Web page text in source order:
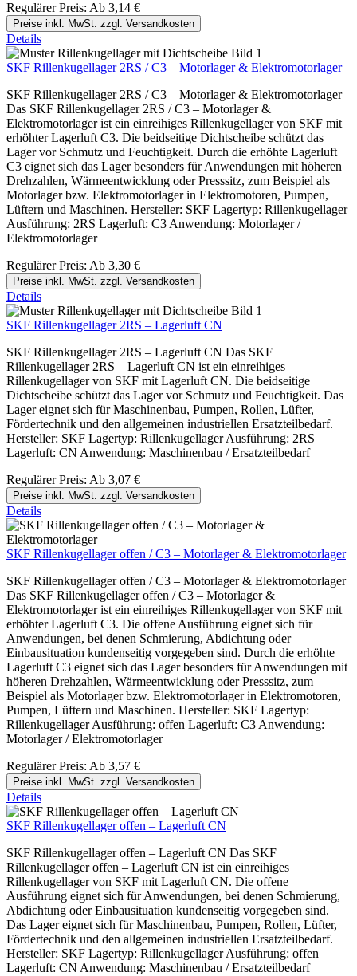
Regulärer Preis: Ab 3,14 €
Preise inkl. MwSt. zzgl. Versandkosten
Details
SKF Rillenkugellager 2RS / C3 – Motorlager & Elektromotorlager
SKF Rillenkugellager 2RS / C3 – Motorlager & Elektromotorlager
Das SKF Rillenkugellager 2RS / C3 – Motorlager &
Elektromotorlager ist ein einreihiges Rillenkugellager von SKF mit
erhöhter Lagerluft C3. Die beidseitige Dichtscheibe schützt das
Lager vor Schmutz und Feuchtigkeit. Durch die erhöhte Lagerluft
C3 eignet sich das Lager besonders für Anwendungen mit höheren
Drehzahlen, Wärmeentwicklung oder Presssitz, zum Beispiel als
Motorlager bzw. Elektromotorlager in Elektromotoren, Pumpen,
Lüftern und Maschinen. Hersteller: SKF Lagertyp: Rillenkugellager
Ausführung: 2RS Lagerluft: C3 Anwendung: Motorlager /
Elektromotorlager
Regulärer Preis: Ab 3,30 €
Preise inkl. MwSt. zzgl. Versandkosten
Details
SKF Rillenkugellager 2RS – Lagerluft CN
SKF Rillenkugellager 2RS – Lagerluft CN Das SKF
Rillenkugellager 2RS – Lagerluft CN ist ein einreihiges
Rillenkugellager von SKF mit Lagerluft CN. Die beidseitige
Dichtscheibe schützt das Lager vor Schmutz und Feuchtigkeit. Das
Lager eignet sich für Maschinenbau, Pumpen, Rollen, Lüfter,
Fördertechnik und den allgemeinen industriellen Ersatzteilbedarf.
Hersteller: SKF Lagertyp: Rillenkugellager Ausführung: 2RS
Lagerluft: CN Anwendung: Maschinenbau / Ersatzteilbedarf
Regulärer Preis: Ab 3,07 €
Preise inkl. MwSt. zzgl. Versandkosten
Details
SKF Rillenkugellager offen / C3 – Motorlager & Elektromotorlager
SKF Rillenkugellager offen / C3 – Motorlager & Elektromotorlager
Das SKF Rillenkugellager offen / C3 – Motorlager &
Elektromotorlager ist ein einreihiges Rillenkugellager von SKF mit
erhöhter Lagerluft C3. Die offene Ausführung eignet sich für
Anwendungen, bei denen Schmierung, Abdichtung oder
Einbausituation kundenseitig vorgegeben sind. Durch die erhöhte
Lagerluft C3 eignet sich das Lager besonders für Anwendungen mit
höheren Drehzahlen, Wärmeentwicklung oder Presssitz, zum
Beispiel als Motorlager bzw. Elektromotorlager in Elektromotoren,
Pumpen, Lüftern und Maschinen. Hersteller: SKF Lagertyp:
Rillenkugellager Ausführung: offen Lagerluft: C3 Anwendung:
Motorlager / Elektromotorlager
Regulärer Preis: Ab 3,57 €
Preise inkl. MwSt. zzgl. Versandkosten
Details
SKF Rillenkugellager offen – Lagerluft CN
SKF Rillenkugellager offen – Lagerluft CN Das SKF
Rillenkugellager offen – Lagerluft CN ist ein einreihiges
Rillenkugellager von SKF mit Lagerluft CN. Die offene
Ausführung eignet sich für Anwendungen, bei denen Schmierung,
Abdichtung oder Einbausituation kundenseitig vorgegeben sind.
Das Lager eignet sich für Maschinenbau, Pumpen, Rollen, Lüfter,
Fördertechnik und den allgemeinen industriellen Ersatzteilbedarf.
Hersteller: SKF Lagertyp: Rillenkugellager Ausführung: offen
Lagerluft: CN Anwendung: Maschinenbau / Ersatzteilbedarf